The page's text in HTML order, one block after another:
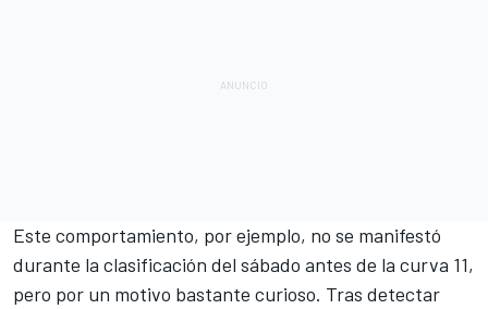
Este comportamiento, por ejemplo, no se manifestó
durante la clasificación del sábado antes de la curva 11,
pero por un motivo bastante curioso. Tras detectar